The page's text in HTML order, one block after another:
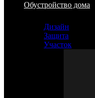
Обустройство дома
Дизайн
Защита
Участок